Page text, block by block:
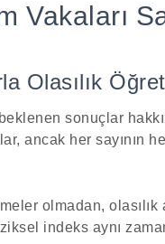
Vakaları
Olasılık
beklenen sonuçlar
ancak her sayının
olmadan,
indeks aynı